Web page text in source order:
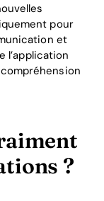
pour
et
l’application
?